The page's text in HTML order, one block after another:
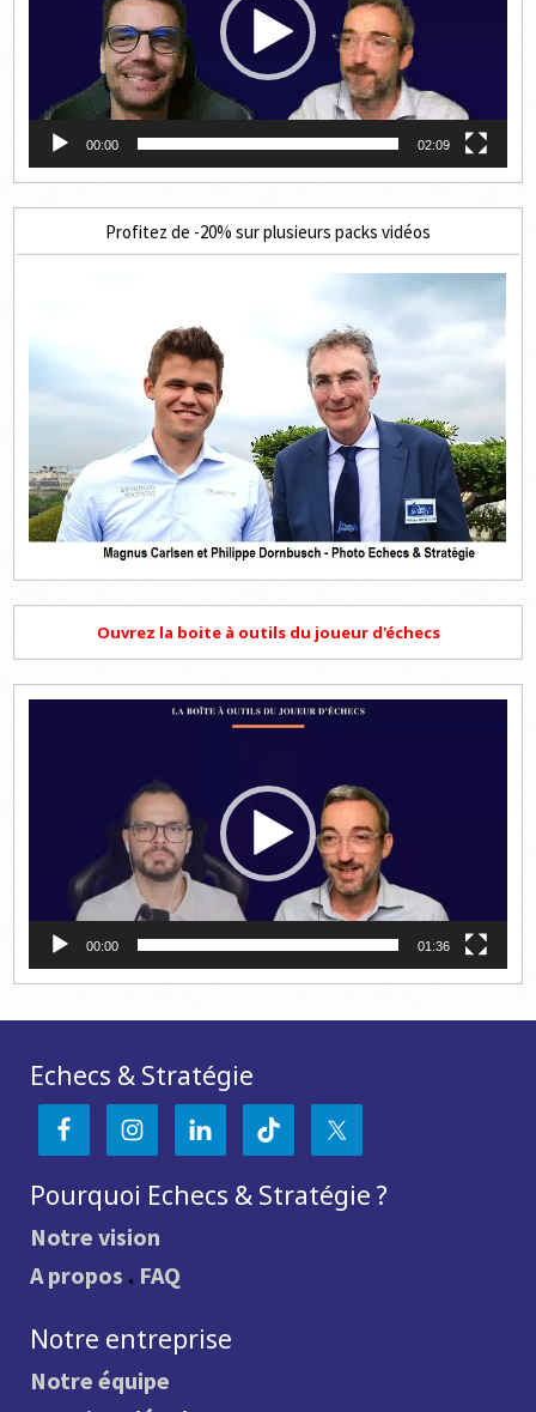
00:00 02:09
Profitez de -20% sur plusieurs packs vidéos
Ouvrez la boite à outils du joueur d'échecs
00:00 01:36
Echecs & Stratégie
Pourquoi Echecs & Stratégie ?
Notre vision
A propos . FAQ
Notre entreprise
Notre équipe